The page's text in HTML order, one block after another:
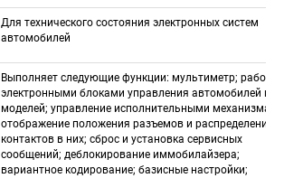
Для технического состояния электронных систем
автомобилей
Выполняет следующие функции: мультиметр; работа
электронными блоками управления автомобилей
моделей; управление исполнительными
отображение положения разъемов и распределение
контактов в них; сброс и установка сервисных
сообщений; деблокирование иммобилайзера;
вариантное кодирование; базисные настройки;